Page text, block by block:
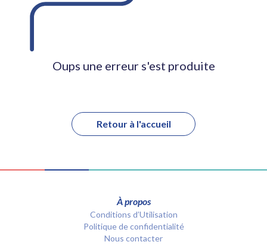
Oups une erreur s'est produite
Retour à l'accueil
À propos
Conditions d’Utilisation
Politique de confidentialité
Nous contacter